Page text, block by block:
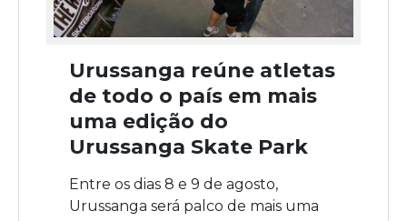
Urussanga reúne atletas
de todo o país em mais
uma edição do
Urussanga Skate Park
Entre os dias 8 e 9 de agosto,
Urussanga será palco de mais uma